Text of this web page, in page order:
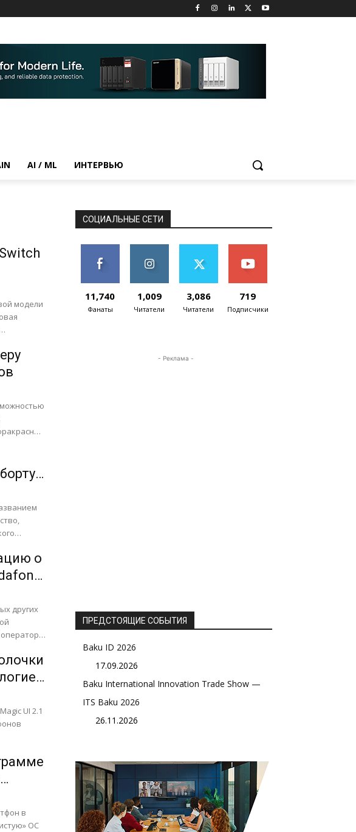
AI / ML ИНТЕРВЬЮ
модели
о
других
UI 2.1
в
ОС
СОЦИАЛЬНЫЕ СЕТИ
11,740
Фанаты
1,009
Читатели
3,086
Читатели
719
Подписчики
- Реклама -
ПРЕДСТОЯЩИЕ СОБЫТИЯ
Baku ID 2026
17.09.2026
Baku International Innovation Trade Show —
ITS Baku 2026
26.11.2026